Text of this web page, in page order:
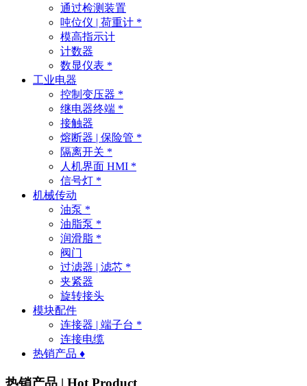
通过检测装置
吨位仪 | 荷重计 *
模高指示计
计数器
数显仪表 *
工业电器
控制变压器 *
继电器终端 *
接触器
熔断器 | 保险管 *
隔离开关 *
人机界面 HMI *
信号灯 *
机械传动
油泵 *
油脂泵 *
润滑脂 *
阀门
过滤器 | 滤芯 *
夹紧器
旋转接头
模块配件
连接器 | 端子台 *
连接电缆
热销产品 ♦
热销产品 | Hot Product